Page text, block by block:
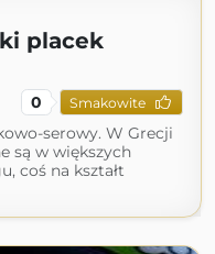
placek
0 Smakowite
serowy. W Grecji
są w większych
coś na kształt